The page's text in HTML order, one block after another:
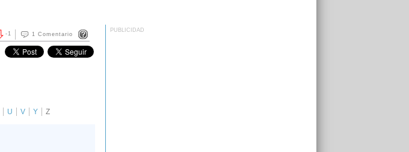
1 Comentario
-1
U V Y
Z
PUBLICIDAD